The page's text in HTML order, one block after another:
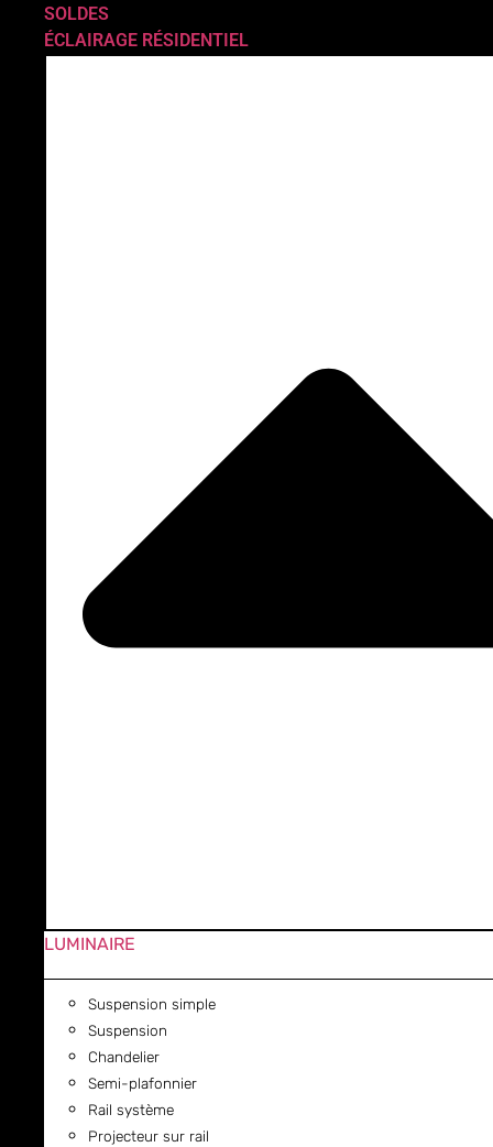
SOLDES
ÉCLAIRAGE RÉSIDENTIEL
LUMINAIRE
Suspension simple
Suspension
Chandelier
Semi-plafonnier
Rail système
Projecteur sur rail